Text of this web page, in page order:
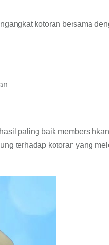
kotoran bersama
paling baik membersihkan
terhadap kotoran yang